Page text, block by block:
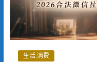
生活.消費